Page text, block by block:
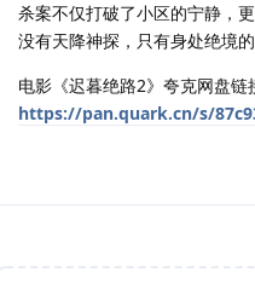
杀案不仅打破了小区的宁静，
没有天降神探，只有身处绝境
电影《迟暮绝路2》夸克网盘链
https://pan.quark.cn/s/